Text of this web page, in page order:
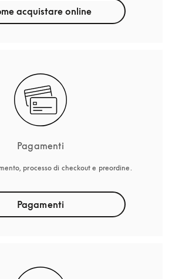
acquistare online
Pagamenti
processo di checkout e preordine.
Pagamenti